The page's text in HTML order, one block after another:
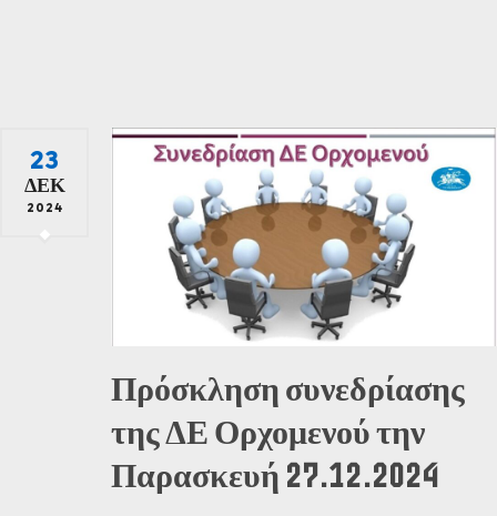
23
ΔΕΚ
2024
Πρόσκληση συνεδρίασης
της ΔΕ Ορχομενού την
Παρασκευή 27.12.2024